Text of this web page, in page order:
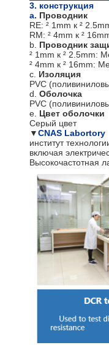
3. конструкция
a. Проводник
RE: ² 1mm к ²
RM: ² 4mm к ²
b. Проводник
² 1mm к ² 2.5mm:
² 4mm к ² 16mm:
c. Изоляция
PVC
d. Оболочка
PVC
e. Цвет оболочки
Серый цвет
▼CNAS Labortory
институт
включая
Высокочастотная